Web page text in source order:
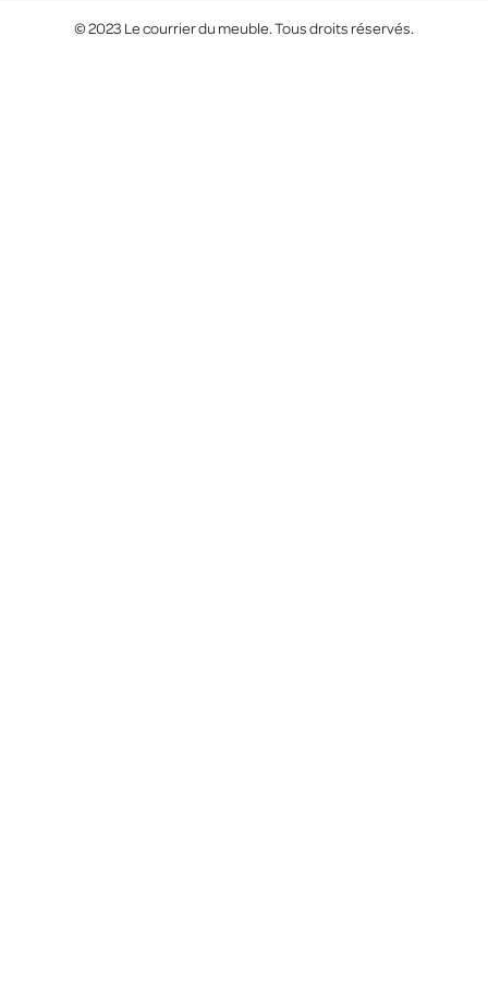
© 2023 Le courrier du meuble. Tous droits réservés.